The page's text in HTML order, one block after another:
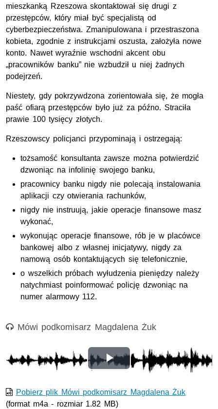
mieszkanką Rzeszowa skontaktował się drugi z
przestępców, który miał być specjalistą od
cyberbezpieczeństwa. Zmanipulowana i przestraszona
kobieta, zgodnie z instrukcjami oszusta, założyła nowe
konto. Nawet wyraźnie wschodni akcent obu
„pracowników banku” nie wzbudził u niej żadnych
podejrzeń.
Niestety, gdy pokrzywdzona zorientowała się, że mogła
paść ofiarą przestępców było już za późno. Straciła
prawie 100 tysięcy złotych.
Rzeszowscy policjanci przypominają i ostrzegają:
tożsamość konsultanta zawsze można potwierdzić
dzwoniąc na infolinię swojego banku,
pracownicy banku nigdy nie polecają instalowania
aplikacji czy otwierania rachunków,
nigdy nie instruują, jakie operacje finansowe masz
wykonać,
wykonując operacje finansowe, rób je w placówce
bankowej albo z własnej inicjatywy, nigdy za
namową osób kontaktujących się telefonicznie,
o wszelkich próbach wyłudzenia pieniędzy należy
natychmiast poinformować policję dzwoniąc na
numer alarmowy 112.
Nagranie audio
Mówi podkomisarz Magdalena Żuk
Odtwórz
wideo
Pobierz plik Mówi podkomisarz Magdalena Żuk
(format m4a - rozmiar 1.82 MB)